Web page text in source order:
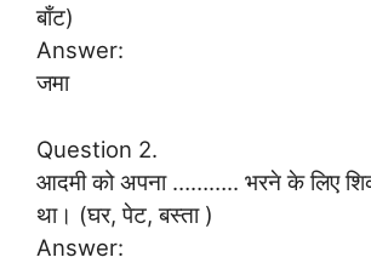
बाँट)
Answer:
जमा
Question 2.
आदमी को अपना ……….. भरने के लिए
था। (घर, पेट, बस्ता )
Answer: